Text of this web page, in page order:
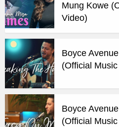
Mung Kowe
Video)
Boyce
(Official
Boyce
(Official